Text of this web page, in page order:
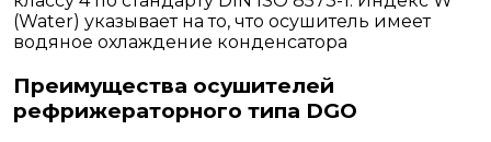
(Water) указывает на то, что осушитель имеет
водяное охлаждение конденсатора
Преимущества осушителей
рефрижераторного типа DGO